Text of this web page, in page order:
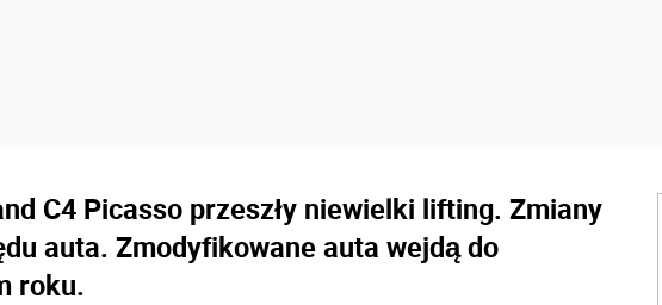
C4 Picasso przeszły niewielki lifting. Zmiany
auta. Zmodyfikowane auta wejdą do
roku.